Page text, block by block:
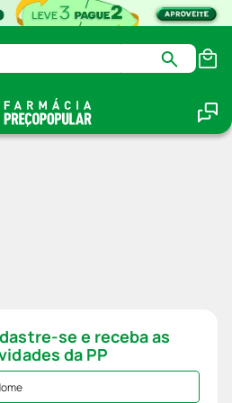
se e receba as
da PP